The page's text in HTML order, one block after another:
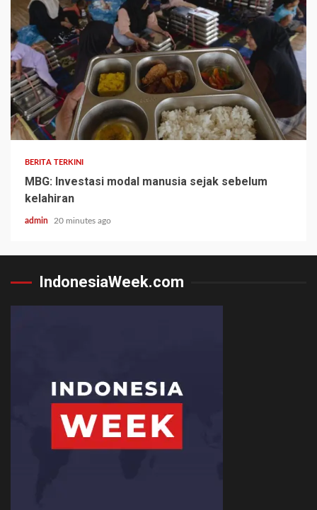
BERITA TERKINI
MBG: Investasi modal manusia sejak sebelum
kelahiran
admin 20 minutes ago
IndonesiaWeek.com